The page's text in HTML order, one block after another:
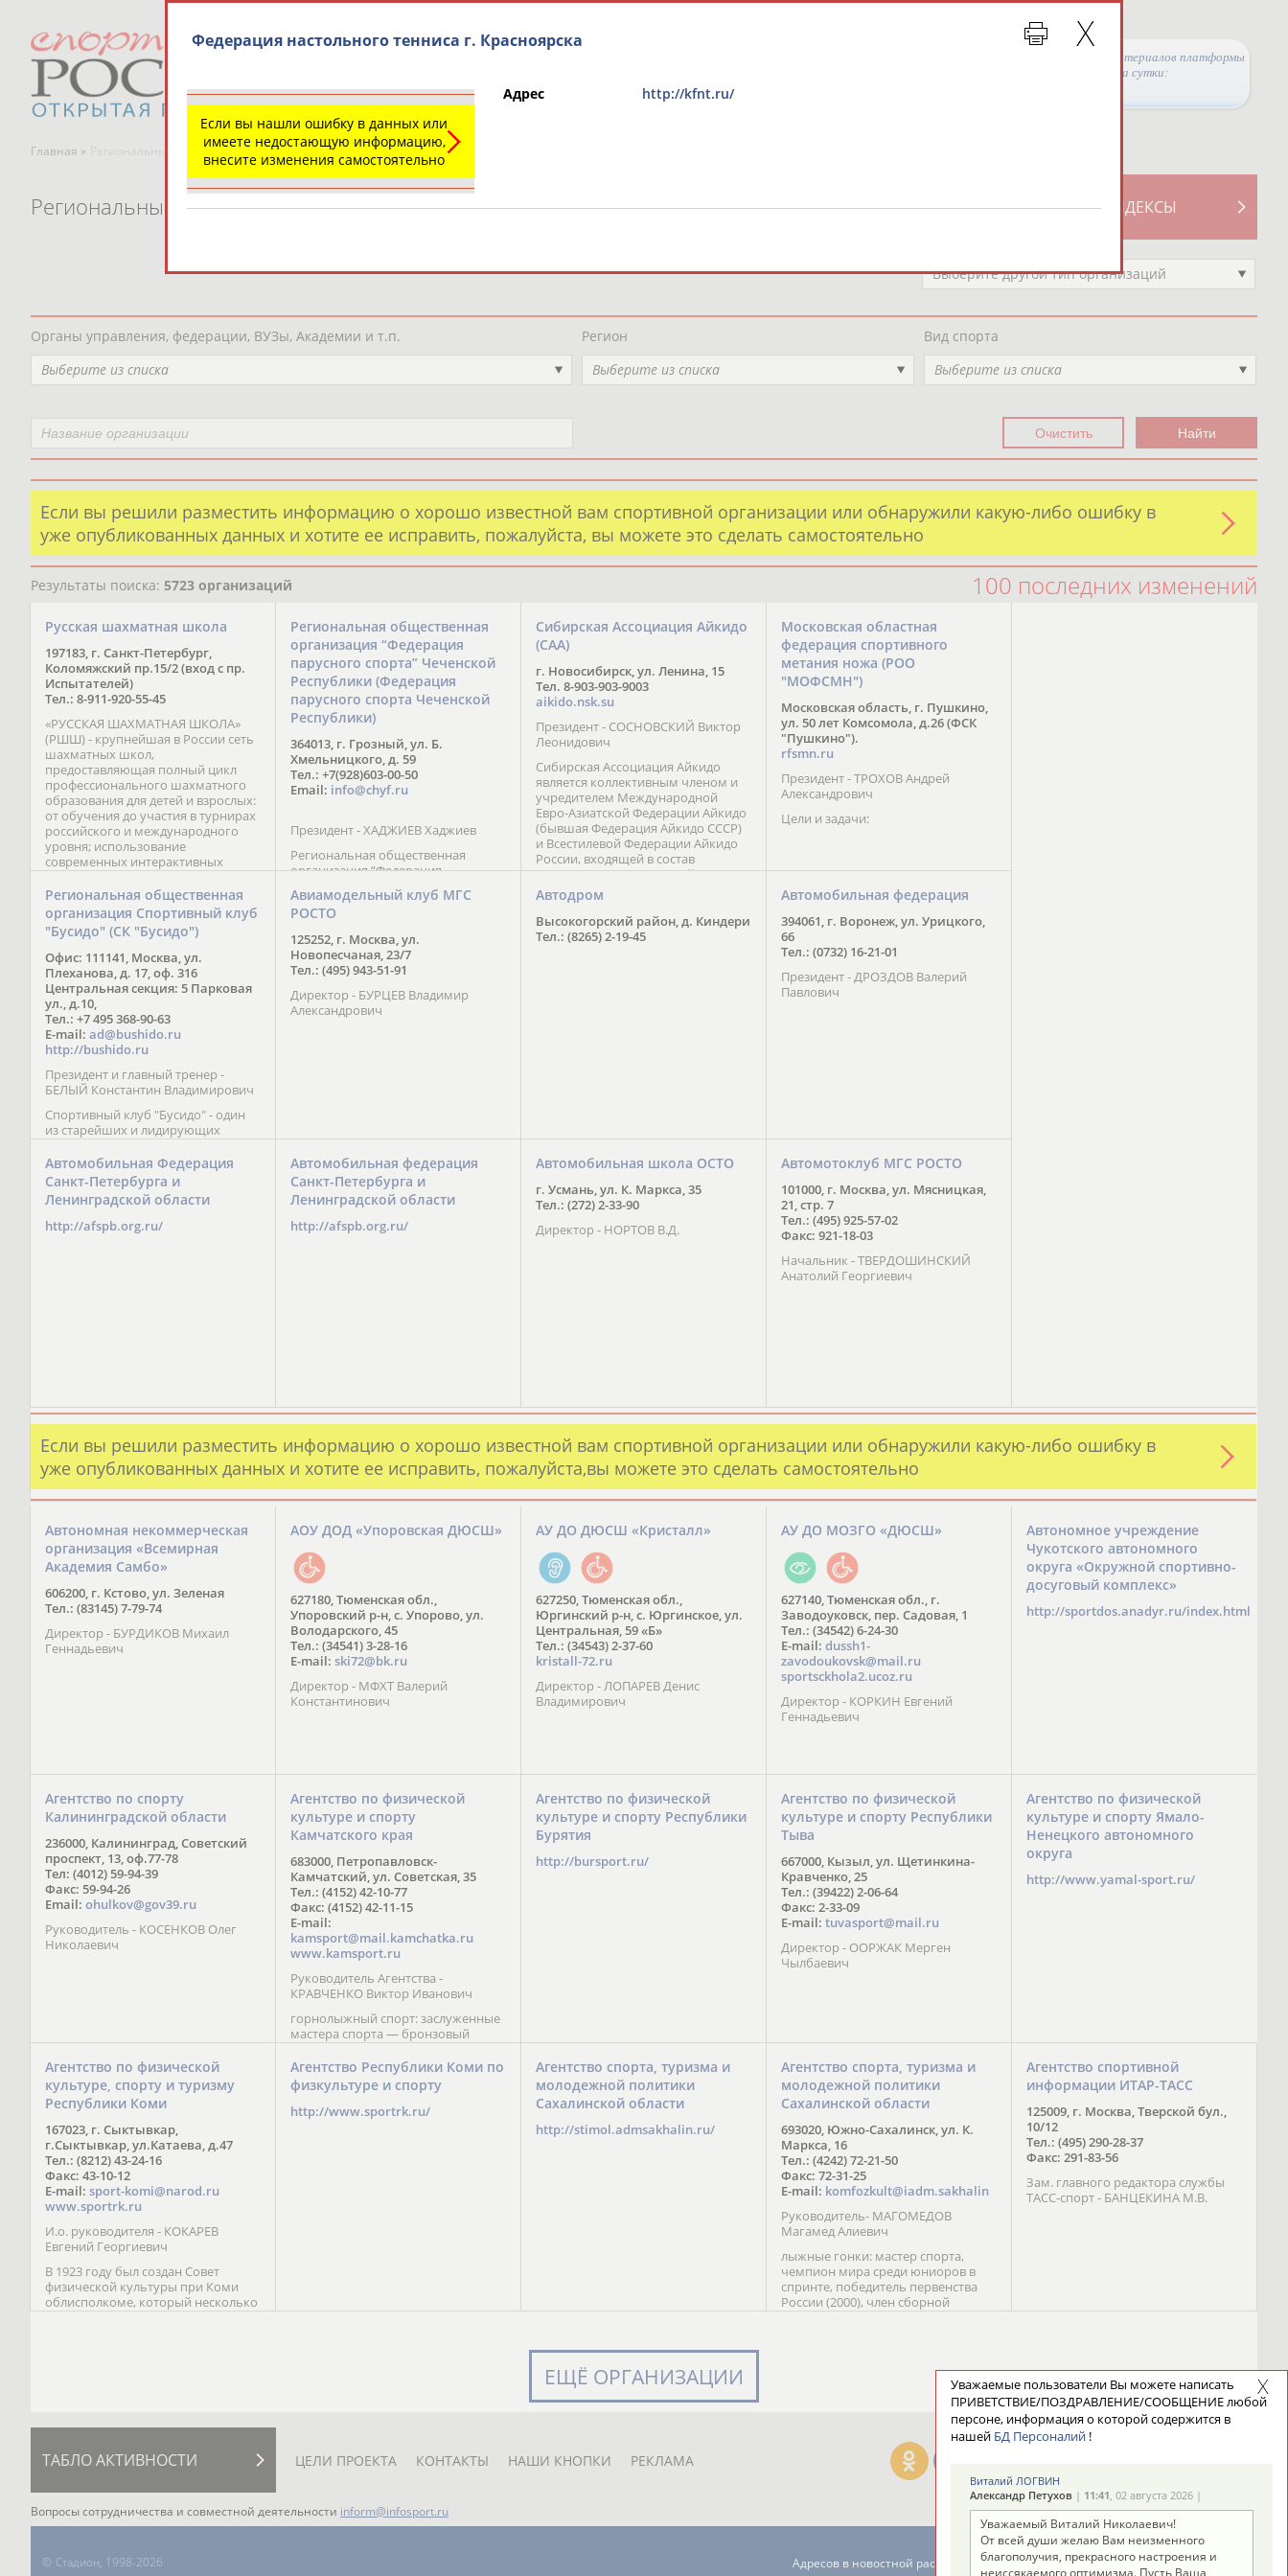
Просмотры материалов платформы
за сутки:
Главная » Региональные спортивные организации
СВОДНЫЕ ИНДЕКСЫ
ТАБЛО АКТИВНОСТИ
РЕСУРСНАЯ ПЛОЩАДКА
Региональные спортивные организации
Выберите другой тип организаций
Органы управления, федерации, ВУЗы, Академии и т.п.
Выберите из списка
Регион
Выберите из списка
Вид спорта
Выберите из списка
Если вы решили разместить информацию о хорошо известной вам спортивной организации или обнаружили какую-либо ошибку в
уже опубликованных данных и хотите ее исправить, пожалуйста, вы можете это сделать самостоятельно
Результаты поиска: 5723 организаций 100 последних изменений
Русская шахматная школа
197183, г. Санкт-Петербург,
Коломяжский пр.15/2 (вход с пр.
Испытателей)
Тел.: 8-911-920-55-45
«РУССКАЯ ШАХМАТНАЯ ШКОЛА»
(РШШ) - крупнейшая в России сеть
шахматных школ,
предоставляющая полный цикл
профессионального шахматного
образования для детей и взрослых:
от обучения до участия в турнирах
российского и международного
уровня; использование
современных интерактивных
методик подачи материала;
обучение на русском и английском
языках; специалисты с опытом
преподавания более 20 лет;
направленность на общее
развитие ребенка: проведение
творческих мастер-классов, уроков
по истории и литературе,
организация регулярных
шахматных сборов на спортивных
базах и в детских лагерях,
проведение встреч с выдающимися
шахматистами; корпоративное
обучение; онлайн обучение в
форме вебинаров и
индивидуальных занятий, круглые
столы российских и
международных тренеров,
трансляция мероприятий и
турниров.
Региональная общественная
организация “Федерация
парусного спорта” Чеченской
Республики (Федерация
парусного спорта Чеченской
Республики)
364013, г. Грозный, ул. Б.
Хмельницкого, д. 59
Тел.: +7(928)603-00-50
Email: info@chyf.ru
Президент - ХАДЖИЕВ Хаджиев
Региональная общественная
организация “Федерация
парусного спорта” Чеченской
Республики начала свою
деятельность в декабре 2016 года.
Миссия федерации состоит в
популяризации парусного спорта,
привлечении и содействии
развитию спорта в этом регионе и
спортсменов на российских и
международных соревнованиях.
Сибирская Ассоциация Айкидо
(САА)
г. Новосибирск, ул. Ленина, 15
Тел. 8-903-903-9003
aikido.nsk.su
Президент - СОСНОВСКИЙ Виктор
Леонидович
Сибирская Ассоциация Айкидо
является коллективным членом и
учредителем Международной
Евро-Азиатской Федерации Айкидо
(бывшая Федерация Айкидо СССР)
и Всестилевой Федерации Айкидо
России, входящей в состав
Национального Совета Айкидо
России, президентом которого
является С. В. Киреенко
Московская областная
федерация спортивного
метания ножа (РОО
"МОФСМН")
Московская область, г. Пушкино,
ул. 50 лет Комсомола, д.26 (ФСК
"Пушкино").
rfsmn.ru
Президент - ТРОХОВ Андрей
Александрович
Цели и задачи:
Региональная общественная
организация Спортивный клуб
"Бусидо" (СК "Бусидо")
Офис: 111141, Москва, ул.
Плеханова, д. 17, оф. 316
Центральная секция: 5 Парковая
ул., д.10,
Тел.: +7 495 368-90-63
E-mail: ad@bushido.ru
http://bushido.ru
Президент и главный тренер -
БЕЛЫЙ Константин Владимирович
Спортивный клуб "Бусидо" - один
из старейших и лидирующих
клубов России, изучающих и
развивающих различные боевые
искусства и, прежде всего, каратэ
Кёкусинкай - первого в мире стиля
контактного каратэ, получившего
огромное развитие во всем
мире. Однако, спектр интересов
Авиамодельный клуб МГС
РОСТО
125252, г. Москва, ул.
Новопесчаная, 23/7
Тел.: (495) 943-51-91
Директор - БУРЦЕВ Владимир
Александрович
Автодром
Высокогорский район, д. Киндери
Тел.: (8265) 2-19-45
Автомобильная федерация
394061, г. Воронеж, ул. Урицкого,
66
Тел.: (0732) 16-21-01
Президент - ДРОЗДОВ Валерий
Павлович
Автомобильная Федерация
Санкт-Петербурга и
Ленинградской области
http://afspb.org.ru/
Автомобильная федерация
Санкт-Петербурга и
Ленинградской области
http://afspb.org.ru/
Автомобильная школа ОСТО
г. Усмань, ул. К. Маркса, 35
Тел.: (272) 2-33-90
Директор - НОРТОВ В.Д.
Автомотоклуб МГС РОСТО
101000, г. Москва, ул. Мясницкая,
21, стр. 7
Тел.: (495) 925-57-02
Факс: 921-18-03
Начальник - ТВЕРДОШИНСКИЙ
Анатолий Георгиевич
Если вы решили разместить информацию о хорошо известной вам спортивной организации или обнаружили какую-либо ошибку в
уже опубликованных данных и хотите ее исправить, пожалуйста,вы можете это сделать самостоятельно
Автономная некоммерческая
организация «Всемирная
Академия Самбо»
606200, г. Кстово, ул. Зеленая
Тел.: (83145) 7-79-74
Директор - БУРДИКОВ Михаил
Геннадьевич
АОУ ДОД «Упоровская ДЮСШ»
627180, Тюменская обл.,
Упоровский р-н, с. Упорово, ул.
Володарского, 45
Тел.: (34541) 3-28-16
E-mail: ski72@bk.ru
Директор - МФХТ Валерий
Константинович
АУ ДО ДЮСШ «Кристалл»
627250, Тюменская обл.,
Юргинский р-н, с. Юргинское, ул.
Центральная, 59 «Б»
Тел.: (34543) 2-37-60
kristall-72.ru
Директор - ЛОПАРЕВ Денис
Владимирович
АУ ДО МОЗГО «ДЮСШ»
627140, Тюменская обл., г.
Заводоуковск, пер. Садовая, 1
Тел.: (34542) 6-24-30
​E-mail: dussh1-
zavodoukovsk@mail.ru
sportsckhola2.ucoz.ru
Директор - КОРКИН Евгений
Геннадьевич
Автономное учреждение
Чукотского автономного
округа «Окружной спортивно-
досуговый комплекс»
http://sportdos.anadyr.ru/index.html
Агентство по спорту
Калининградской области
236000, Калининград, Советский
проспект, 13, оф.77-78
Тел: (4012) 59-94-39
Факс: 59-94-26
Email: ohulkov@gov39.ru
Руководитель - КОСЕНКОВ Олег
Николаевич
Агентство по физической
культуре и спорту
Камчатского края
683000, Петропавловск-
Камчатский, ул. Советская, 35
Тел.: (4152) 42-10-77
Факс: (4152) 42-11-15
E-mail:
kamsport@mail.kamchatka.ru
www.kamsport.ru
Руководитель Агентства -
КРАВЧЕНКО Виктор Иванович
горнолыжный спорт: заслуженные
мастера спорта — бронзовый
призер Кубка мира (1997),
обладатель Кубка Европы (2002) В.
Зеленская; бронзовый призер
Паралимпийских игр в Солт-Лейк-
Сити (2002) А. Мошкин; мастер
Агентство по физической
культуре и спорту Республики
Бурятия
http://bursport.ru/
Агентство по физической
культуре и спорту Республики
Тыва
667000, Кызыл, ул. Щетинкина-
Кравченко, 25
Тел.: (39422) 2-06-64
Факс: 2-33-09
E-mail: tuvasport@mail.ru
Директор - ООРЖАК Мерген
Чылбаевич
Агентство по физической
культуре и спорту Ямало-
Ненецкого автономного
округа
http://www.yamal-sport.ru/
Агентство по физической
культуре, спорту и туризму
Республики Коми
167023, г. Сыктывкар,
г.Сыктывкар, ул.Катаева, д.47
Тел.: (8212) 43-24-16
Факс: 43-10-12
E-mail: sport-komi@narod.ru
www.sportrk.ru
И.о. руководителя - КОКАРЕВ
Евгений Георгиевич
В 1923 году был создан Совет
физической культуры при Коми
облисполкоме, который несколько
раз реорганизовывался; с 1994 года
Агентство Республики Коми по
физкультуре и спорту
http://www.sportrk.ru/
Агентство спорта, туризма и
молодежной политики
Сахалинской области
http://stimol.admsakhalin.ru/
Агентство спорта, туризма и
молодежной политики
Сахалинской области
693020, Южно-Сахалинск, ул. К.
Маркса, 16
Тел.: (4242) 72-21-50
Факс: 72-31-25
E-mail: komfozkult@iadm.sakhalin
Руководитель- МАГОМЕДОВ
Магамед Алиевич
лыжные гонки: мастер спорта,
чемпион мира среди юниоров в
спринте, победитель первенства
России (2000), член сборной
команды России С. Новиков;
Кубка России (1999) В. Разницын;
первенств России (1999, 2000), член
юниорской сборной команды
Агентство спортивной
информации ИТАР-ТАСС
125009, г. Москва, Тверской бул.,
10/12
Тел.: (495) 290-28-37
Факс: 291-83-56
Зам. главного редактора службы
ТАСС-спорт - БАНЦЕКИНА М.В.
ЕЩЁ ОРГАНИЗАЦИИ
Федерация настольного тенниса г. Красноярска
Если вы нашли ошибку в данных или
имеете недостающую информацию,
внесите изменения самостоятельно
Адрес http://kfnt.ru/
ТАБЛО АКТИВНОСТИ ЦЕЛИ ПРОЕКТА КОНТАКТЫ НАШИ КНОПКИ РЕКЛАМА
Вопросы сотрудничества и совместной деятельности inform@infosport.ru
© Стадион, 1998-2026 Адресов в новостной рассылке: 996
Уважаемые пользователи Вы можете написать
ПРИВЕТСТВИЕ/ПОЗДРАВЛЕНИЕ/СООБЩЕНИЕ любой
персоне, информация о которой содержится в
нашей БД Персоналий !
Виталий ЛОГВИН
Александр Петухов | 11:41, 02 августа 2026 |
Уважаемый Виталий Николаевич!
От всей души желаю Вам неизменного
благополучия, прекрасного настроения и
неиссякаемого оптимизма. Пусть Ваша